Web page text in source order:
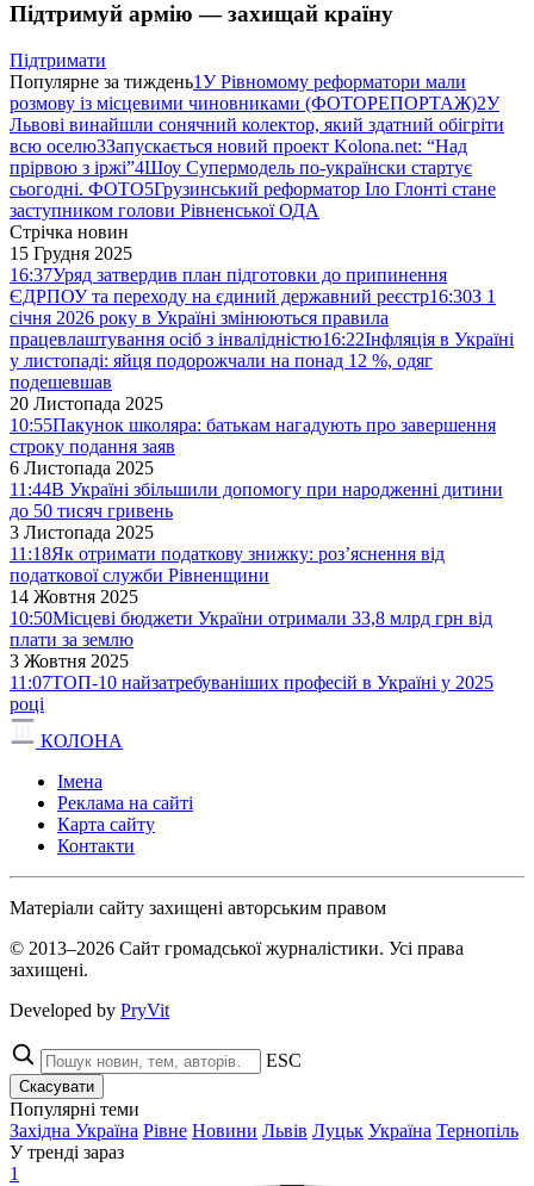
Підтримуй армію — захищай країну
Підтримати
Популярне за тиждень1У Рівномому реформатори мали
розмову із місцевими чиновниками (ФОТОРЕПОРТАЖ)2У
Львові винайшли сонячний колектор, який здатний обігріти
всю оселю3Запускається новий проект Kolona.net: “Над
прірвою з іржі”4Шоу Супермодель по-українски стартує
сьогодні. ФОТО5Грузинський реформатор Іло Глонті стане
заступником голови Рівненської ОДА
Стрічка новин
15 Грудня 2025
16:37Уряд затвердив план підготовки до припинення
ЄДРПОУ та переходу на єдиний державний реєстр16:30З 1
січня 2026 року в Україні змінюються правила
працевлаштування осіб з інвалідністю16:22Інфляція в Україні
у листопаді: яйця подорожчали на понад 12 %, одяг
подешевшав
20 Листопада 2025
10:55Пакунок школяра: батькам нагадують про завершення
строку подання заяв
6 Листопада 2025
11:44В Україні збільшили допомогу при народженні дитини
до 50 тисяч гривень
3 Листопада 2025
11:18Як отримати податкову знижку: роз’яснення від
податкової служби Рівненщини
14 Жовтня 2025
10:50Місцеві бюджети України отримали 33,8 млрд грн від
плати за землю
3 Жовтня 2025
11:07ТОП-10 найзатребуваніших професій в Україні у 2025
році
КОЛОНА
Імена
Реклама на сайті
Карта сайту
Контакти
Матеріали сайту захищені авторським правом
© 2013–2026 Сайт громадської журналістики. Усі права
захищені.
Developed by PryVit
ESC
Скасувати
Популярні теми
Західна Україна Рівне Новини Львів Луцьк Україна Тернопіль
У тренді зараз
1